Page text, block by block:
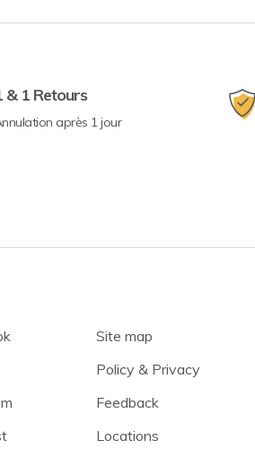
& 1 Retours
après 1 jour
Site map
Policy & Privacy
Feedback
Locations